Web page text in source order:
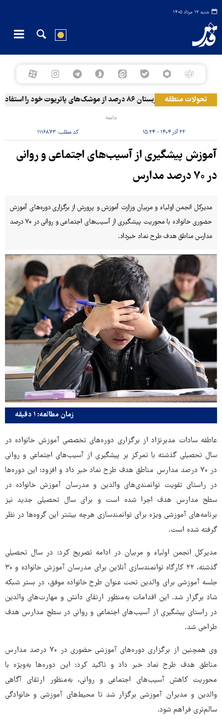
شنبه ۱۷ مرداد ۱۴۰۵
تحولات منطقه
رویترز: عربستان ۸۶ درصد از موشک‌های پاتریوت خود را استفاده کرده است
جامعه
۲۲ آذر ۱۴۰۴ - ۱۵:۲۴ کد مطلب: ۱۱۱۶۸۷۳
آموزش پیشگیری از آسیب‌های اجتماعی و روانی
در ۷۰ درصد مدارس
مدیرکل انجمن اولیاء و مربیان وزارت آموزش و پرورش از برگزاری دوره‌های آموزش
حضوری خانواده با محوریت پیشگیری از آسیب‌های اجتماعی و روانی در ۷۰ درصد
مدارس مناطق هدف طرح نماد خبرداد.
زمان مطالعه: ۱ دقیقه
عاطفه سادات مدبرنژاد از برگزاری دوره‌های تخصصی آموزش خانواده در
سال تحصیلی گذشته با تمرکز بر پیشگیری از آسیب‌های اجتماعی و روانی
در ۷۰ درصد مدارس مناطق هدف طرح نماد خبر داد و افزود: این دوره‌ها
در راستای تقویت توانمندی‌های والدین و مدرسان آموزش خانواده در
سطح مدارس هدف اجرا شده است و برای سال تحصیلی جدید نیز
برنامه‌های آموزشی ویژه برای توانمندسازی هرچه بیشتر این گروه‌ها در نظر
گرفته شده است.
مدیرکل انجمن اولیاء و مربیان در ادامه تصریح کرد: در سال تحصیلی
گذشته، ۲۲ کارگاه توانمندسازی آنلاین برای مدرسان آموزش خانواده و ۳۰
جلسه آموزشی برای والدین تحت عنوان طرح خانواده موفق، در بستر شبکه
شاد برگزار شد. این اقدامات به‌منظور ارتقای دانش و مهارت‌های والدین
در راستای پیشگیری از آسیب‌های اجتماعی و روانی در سطح مدارس هدف
طراحی شد.
وی همچنین از برگزاری دوره‌های آموزشی حضوری در ۷۰ درصد مدارس
مناطق هدف طرح نماد خبر داد و تاکید کرد: این دوره‌ها به‌ویژه با
محوریت کاهش آسیب‌های اجتماعی و روانی، به‌منظور ارتقای آگاهی
والدین و مدیران آموزشی برگزار شد تا محیط‌های آموزشی و خانوادگی
سالم‌تری فراهم شود.